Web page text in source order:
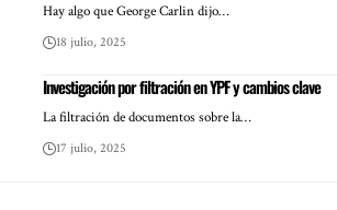
Hay algo que George Carlin dijo…
18 julio, 2025
Investigación por filtración en YPF y cambios clave
La filtración de documentos sobre la…
17 julio, 2025